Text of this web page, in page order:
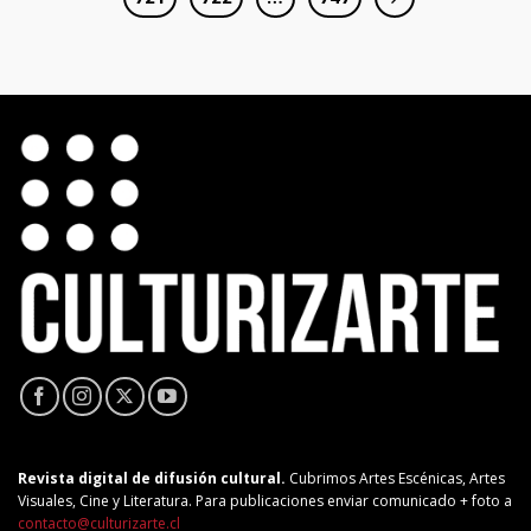
Revista digital de difusión cultural. Cubrimos Artes Escénicas, Artes
Visuales, Cine y Literatura. Para publicaciones enviar comunicado + foto a
contacto@culturizarte.cl